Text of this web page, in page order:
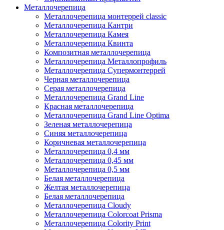
Металлочерепица
Металлочерепица монтеррей classic
Металлочерепица Кантри
Металлочерепица Камея
Металлочерепица Квинта
Композитная металлочерепица
Металлочерепица Металлопрофиль
Металлочерепица Супермонтеррей
Черная металлочерепица
Серая металлочерепица
Металлочерепица Grand Line
Красная металлочерепица
Металлочерепица Grand Line Optima
Зеленая металлочерепица
Синяя металлочерепица
Коричневая металлочерепица
Металлочерепица 0,4 мм
Металлочерепица 0,45 мм
Металлочерепица 0,5 мм
Белая металлочерепица
Желтая металлочерепица
Белая металлочерепица
Металлочерепица Cloudy
Металлочерепица Colorcoat Prisma
Металлочерепица Colority Print